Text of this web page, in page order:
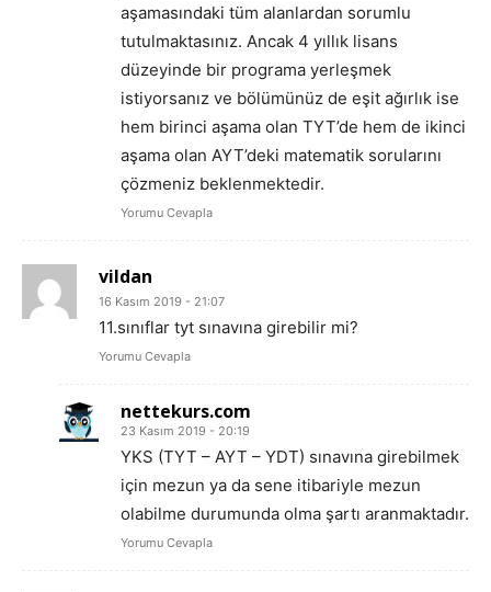
aşamasındaki tüm alanlardan sorumlu
tutulmaktasınız. Ancak 4 yıllık lisans
düzeyinde bir programa yerleşmek
istiyorsanız ve bölümünüz de eşit ağırlık ise
hem birinci aşama olan TYT’de hem de ikinci
aşama olan AYT’deki matematik sorularını
çözmeniz beklenmektedir.
Yorumu Cevapla
vildan
16 Kasım 2019 - 21:07
11.sınıflar tyt sınavına girebilir mi?
Yorumu Cevapla
nettekurs.com
23 Kasım 2019 - 20:19
YKS (TYT – AYT – YDT) sınavına girebilmek
için mezun ya da sene itibariyle mezun
olabilme durumunda olma şartı aranmaktadır.
Yorumu Cevapla